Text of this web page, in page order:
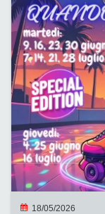
18/05/2026